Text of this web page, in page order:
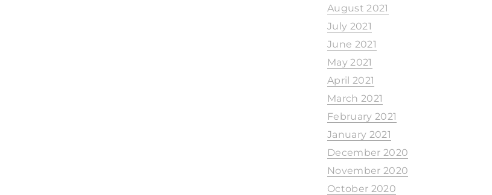
August 2021
July 2021
June 2021
May 2021
April 2021
March 2021
February 2021
January 2021
December 2020
November 2020
October 2020